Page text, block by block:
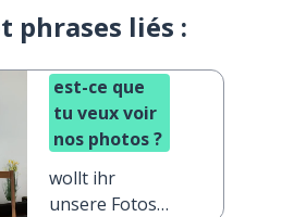
phrases liés :
est-ce que
tu veux voir
nos photos ?
wollt ihr
unsere Fotos